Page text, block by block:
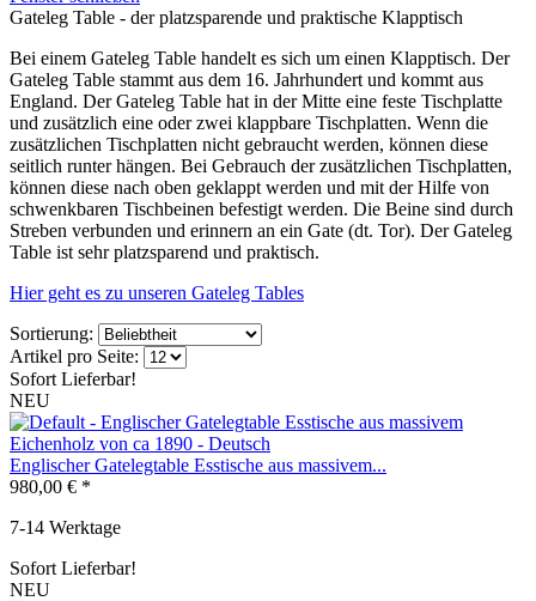
Gateleg Table - der platzsparende und praktische Klapptisch
Bei einem Gateleg Table handelt es sich um einen Klapptisch. Der
Gateleg Table stammt aus dem 16. Jahrhundert und kommt aus
England. Der Gateleg Table hat in der Mitte eine feste Tischplatte
und zusätzlich eine oder zwei klappbare Tischplatten. Wenn die
zusätzlichen Tischplatten nicht gebraucht werden, können diese
seitlich runter hängen. Bei Gebrauch der zusätzlichen Tischplatten,
können diese nach oben geklappt werden und mit der Hilfe von
schwenkbaren Tischbeinen befestigt werden. Die Beine sind durch
Streben verbunden und erinnern an ein Gate (dt. Tor). Der Gateleg
Table ist sehr platzsparend und praktisch.
Hier geht es zu unseren Gateleg Tables
Sortierung:
Artikel pro Seite:
Sofort Lieferbar!
NEU
Englischer Gatelegtable Esstische aus massivem...
980,00 € *
7-14 Werktage
Sofort Lieferbar!
NEU